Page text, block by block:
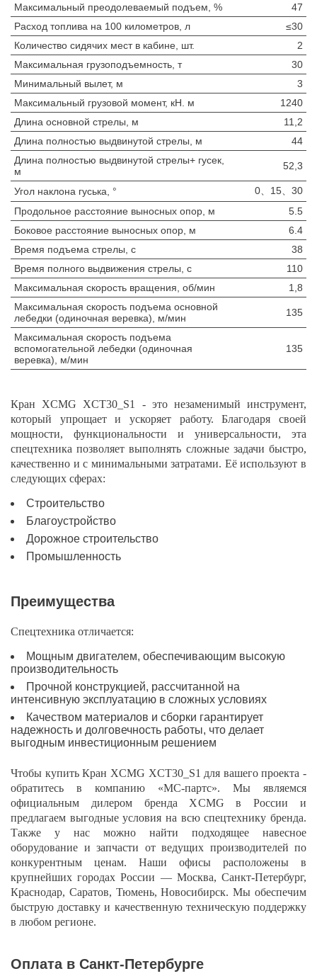
Максимальный преодолеваемый подъем, %
47
Расход топлива на 100 километров, л
≤30
Количество сидячих мест в кабине, шт.
2
Максимальная грузоподъемность, т
30
Минимальный вылет, м
3
Максимальный грузовой момент, кН. м
1240
Длина основной стрелы, м
11,2
Длина полностью выдвинутой стрелы, м
44
Длина полностью выдвинутой стрелы+ гусек,
м
52,3
Угол наклона гуська, °
0、15、30
Продольное расстояние выносных опор, м
5.5
Боковое расстояние выносных опор, м
6.4
Время подъема стрелы, с
38
Время полного выдвижения стрелы, с
110
Максимальная скорость вращения, об/мин
1,8
Максимальная скорость подъема основной
лебедки (одиночная веревка), м/мин
135
Максимальная скорость подъема
вспомогательной лебедки (одиночная
веревка), м/мин
135
Кран XCMG XCT30_S1 - это незаменимый инструмент,
который упрощает и ускоряет работу. Благодаря своей
мощности, функциональности и универсальности, эта
спецтехника позволяет выполнять сложные задачи быстро,
качественно и с минимальными затратами. Её используют в
следующих сферах:
Строительство
Благоустройство
Дорожное строительство
Промышленность
Преимущества
Спецтехника отличается:
Мощным двигателем, обеспечивающим высокую
производительность
Прочной конструкцией, рассчитанной на
интенсивную эксплуатацию в сложных условиях
Качеством материалов и сборки гарантирует
надежность и долговечность работы, что делает
выгодным инвестиционным решением
Чтобы купить Кран XCMG XCT30_S1 для вашего проекта -
обратитесь в компанию «МС-партс». Мы являемся
официальным дилером бренда XCMG в России и
предлагаем выгодные условия на всю спецтехнику бренда.
Также у нас можно найти подходящее навесное
оборудование и запчасти от ведущих производителей по
конкурентным ценам. Наши офисы расположены в
крупнейших городах России — Москва, Санкт-Петербург,
Краснодар, Саратов, Тюмень, Новосибирск. Мы обеспечим
быструю доставку и качественную техническую поддержку
в любом регионе.
Оплата в Санкт-Петербурге